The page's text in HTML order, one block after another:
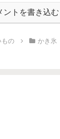
ントを書き込む
もの かき氷